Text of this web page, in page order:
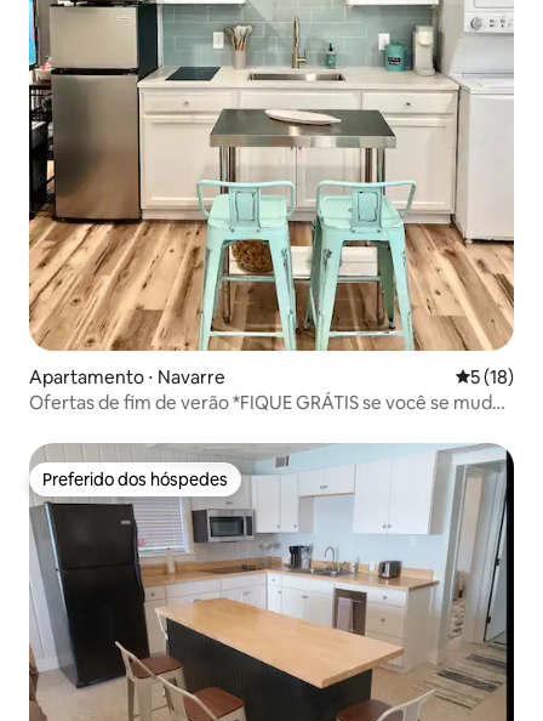
Apartamento ⋅ Navarre 5 de uma
5 (18)
Ofertas de fim de verão *FIQUE GRÁTIS se você se mudar
Preferido dos hóspedes
Preferido dos hóspedes